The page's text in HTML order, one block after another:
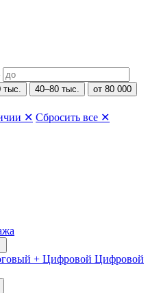
тыс. 40–80 тыс.
от 80 000
✕ Сбросить все ✕
+ Цифровой Цифровой